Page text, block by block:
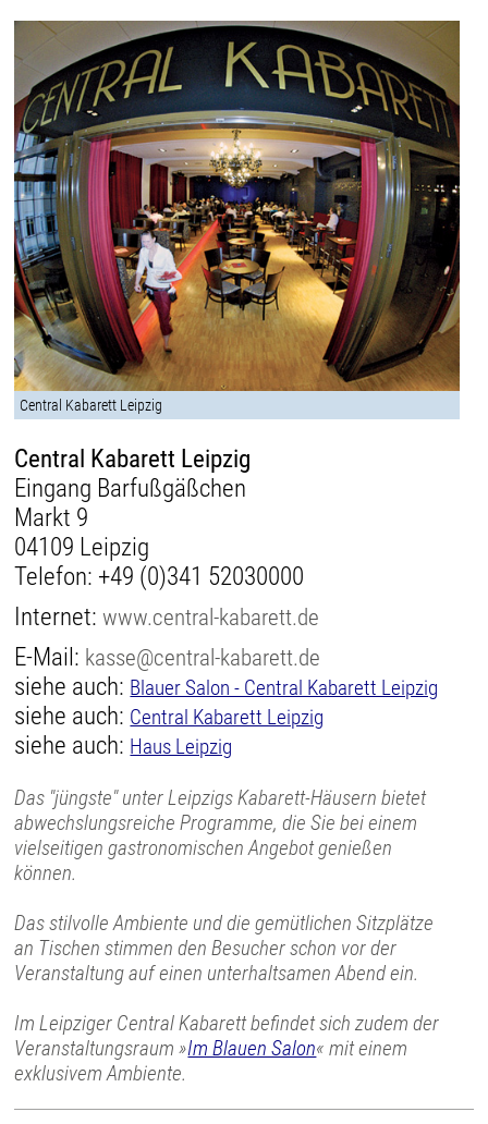
Central Kabarett Leipzig
Central Kabarett Leipzig
Eingang Barfußgäßchen
Markt 9
04109 Leipzig
Telefon: +49 (0)341 52030000
Internet:www.central-kabarett.de
E-Mail: kasse@central-kabarett.de
siehe auch: Blauer Salon - Central Kabarett Leipzig
siehe auch: Central Kabarett Leipzig
siehe auch: Haus Leipzig
Das "jüngste" unter Leipzigs Kabarett-Häusern bietet
abwechslungsreiche Programme, die Sie bei einem
vielseitigen gastronomischen Angebot genießen
können.
Das stilvolle Ambiente und die gemütlichen Sitzplätze
an Tischen stimmen den Besucher schon vor der
Veranstaltung auf einen unterhaltsamen Abend ein.
Im Leipziger Central Kabarett befindet sich zudem der
Veranstaltungsraum »Im Blauen Salon« mit einem
exklusivem Ambiente.